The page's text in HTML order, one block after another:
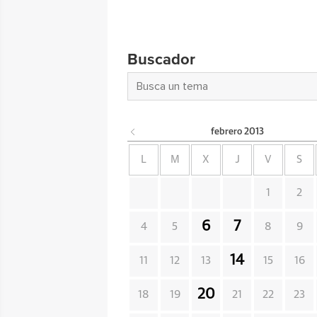
Buscador
febrero 2013
L M X J V S
1 2
4 5 6 7 8 9
11 12 13 14 15 16
18 19 20 21 22 23